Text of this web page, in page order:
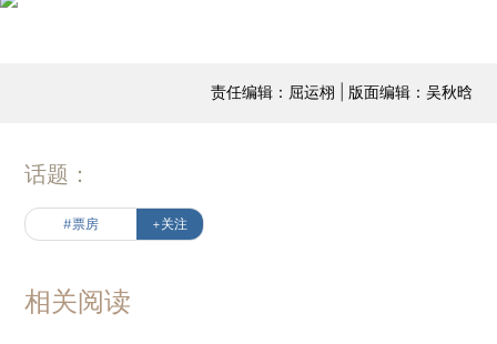
责任编辑：屈运栩 | 版面编辑：吴秋晗
话题：
#票房 +关注
相关阅读